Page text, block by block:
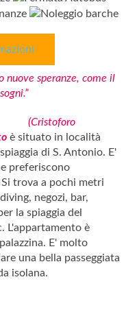
nuove speranze, come il
è situato in località
di S. Antonio. E'
preferiscono
trova a pochi metri
negozi, bar,
la spiaggia del
L'appartamento è
E' molto
una bella passeggiata
isolana.